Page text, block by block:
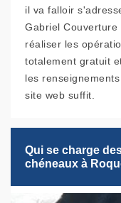
il va falloir
Gabriel
réaliser les
totalement gratuit
les
site web suffit.
Qui se charge
chéneaux à